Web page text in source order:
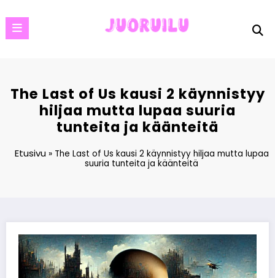
to
content
The Last of Us kausi 2 käynnistyy
hiljaa mutta lupaa suuria
tunteita ja käänteitä
Etusivu» The Last of Us kausi 2 käynnistyy hiljaa mutta lupaa
suuria tunteita ja käänteitä